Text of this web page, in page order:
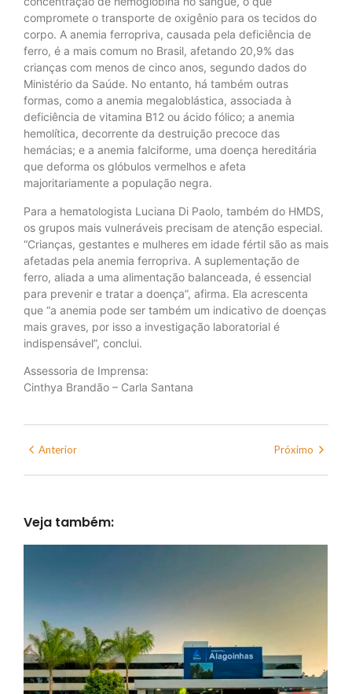
compromete o transporte de oxigênio para os tecidos do
corpo. A anemia ferropriva, causada pela deficiência de
ferro, é a mais comum no Brasil, afetando 20,9% das
crianças com menos de cinco anos, segundo dados do
Ministério da Saúde. No entanto, há também outras
formas, como a anemia megaloblástica, associada à
deficiência de vitamina B12 ou ácido fólico; a anemia
hemolítica, decorrente da destruição precoce das
hemácias; e a anemia falciforme, uma doença hereditária
que deforma os glóbulos vermelhos e afeta
majoritariamente a população negra.
Para a hematologista Luciana Di Paolo, também do HMDS,
os grupos mais vulneráveis precisam de atenção especial.
“Crianças, gestantes e mulheres em idade fértil são as mais
afetadas pela anemia ferropriva. A suplementação de
ferro, aliada a uma alimentação balanceada, é essencial
para prevenir e tratar a doença”, afirma. Ela acrescenta
que “a anemia pode ser também um indicativo de doenças
mais graves, por isso a investigação laboratorial é
indispensável”, conclui.
Assessoria de Imprensa:
Cinthya Brandão – Carla Santana
Anterior Próximo
Veja também: